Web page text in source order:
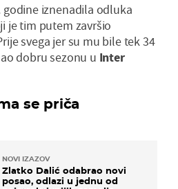
godine iznenadila odluka
je tim putem završio
svega jer su mu bile tek 34
dobru sezonu u Inter
se priča
NOVI IZAZOV
Zlatko Dalić odabrao novi
posao, odlazi u jednu od